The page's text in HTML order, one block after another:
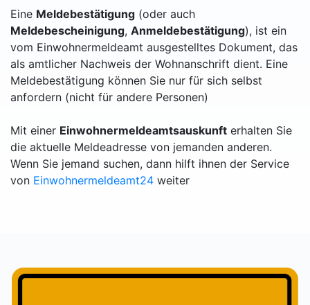
Eine Meldebestätigung (oder auch
Meldebescheinigung, Anmeldebestätigung), ist ein
vom Einwohnermeldeamt ausgestelltes Dokument, das
als amtlicher Nachweis der Wohnanschrift dient. Eine
Meldebestätigung können Sie nur für sich selbst
anfordern (nicht für andere Personen)
Mit einer Einwohnermeldeamtsauskunft erhalten Sie
die aktuelle Meldeadresse von jemanden anderen.
Wenn Sie jemand suchen, dann hilft ihnen der Service
von Einwohnermeldeamt24 weiter